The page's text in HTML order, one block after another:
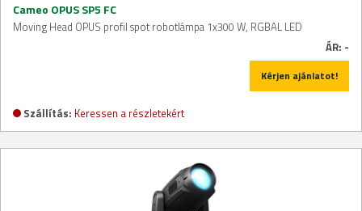
Cameo OPUS SP5 FC
Moving Head OPUS profil spot robotlámpa 1x300 W, RGBAL LED
ÁR: -
Kérjen ajánlatot!
Szállítás: Keressen a részletekért